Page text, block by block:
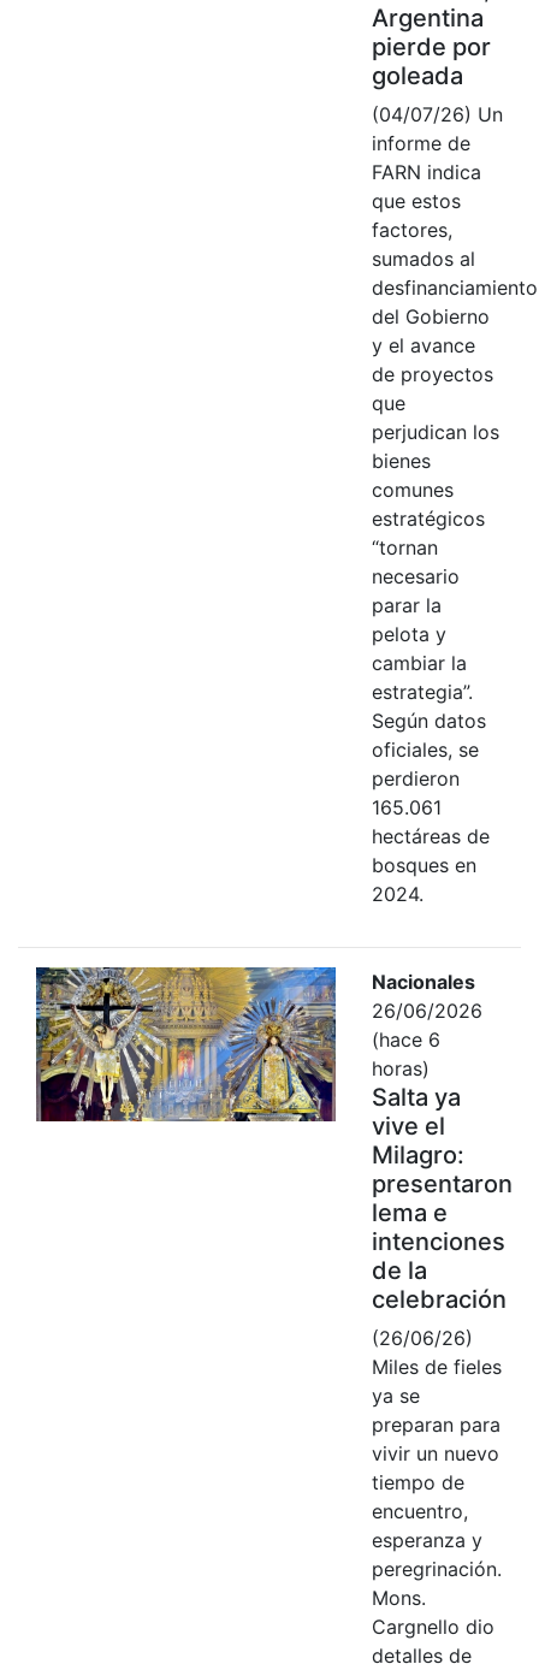
Argentina
pierde por
goleada
(04/07/26) Un
informe de
FARN indica
que estos
factores,
sumados al
desfinanciamiento
del Gobierno
y el avance
de proyectos
que
perjudican los
bienes
comunes
estratégicos
“tornan
necesario
parar la
pelota y
cambiar la
estrategia”.
Según datos
oficiales, se
perdieron
165.061
hectáreas de
bosques en
2024.
Nacionales
26/06/2026
(hace 6
horas)
Salta ya
vive el
Milagro:
presentaron
lema e
intenciones
de la
celebración
(26/06/26)
Miles de fieles
ya se
preparan para
vivir un nuevo
tiempo de
encuentro,
esperanza y
peregrinación.
Mons.
Cargnello dio
detalles de